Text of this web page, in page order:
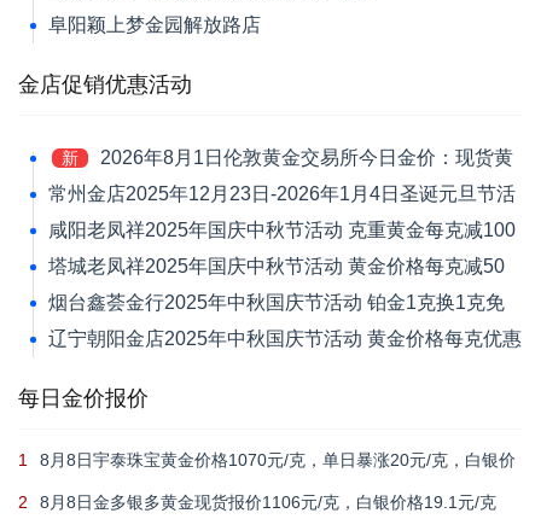
阜阳颖上梦金园解放路店
金店促销优惠活动
新
2026年8月1日伦敦黄金交易所今日金价：现货黄
金跌1.39%报4046.42美元/盎司
常州金店2025年12月23日-2026年1月4日圣诞元旦节活
动 黄金价格每克减120元
咸阳老凤祥2025年国庆中秋节活动 克重黄金每克减100
元
塔城老凤祥2025年国庆中秋节活动 黄金价格每克减50
元
烟台鑫荟金行2025年中秋国庆节活动 铂金1克换1克免
新品工艺费
辽宁朝阳金店2025年中秋国庆节活动 黄金价格每克优惠
每日金价报价
1
8月8日宇泰珠宝黄金价格1070元/克，单日暴涨20元/克，白银价
2
8月8日金多银多黄金现货报价1106元/克，白银价格19.1元/克